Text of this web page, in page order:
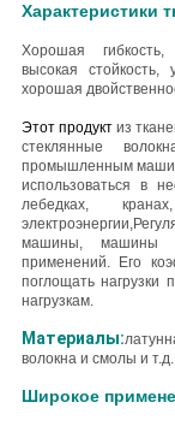
Характеристики
Хорошая гибкость,
высокая стойкость,
хорошая
Этот продукт из
стеклянные
промышленным
использоваться в
лебедках,
машины, машины
применений.
Его
поглощать нагрузки
нагрузкам.
Материалы:
волокна и смолы и т.д.
Широкое